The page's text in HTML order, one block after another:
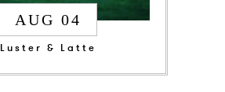
AUG 04
Luster & Latte